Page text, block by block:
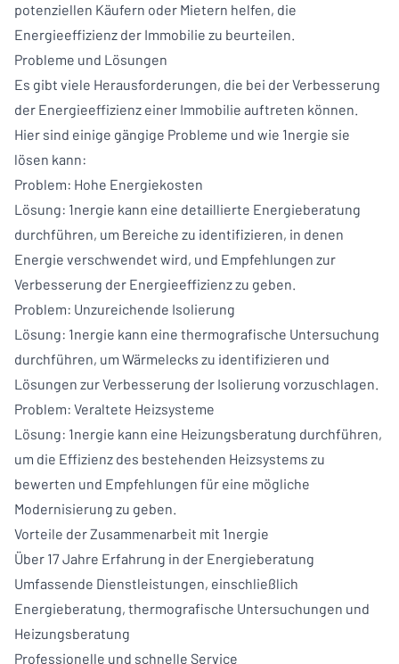
potenziellen Käufern oder Mietern helfen, die
Energieeffizienz der Immobilie zu beurteilen.
Probleme und Lösungen
Es gibt viele Herausforderungen, die bei der Verbesserung
der Energieeffizienz einer Immobilie auftreten können.
Hier sind einige gängige Probleme und wie 1nergie sie
lösen kann:
Problem: Hohe Energiekosten
Lösung: 1nergie kann eine detaillierte Energieberatung
durchführen, um Bereiche zu identifizieren, in denen
Energie verschwendet wird, und Empfehlungen zur
Verbesserung der Energieeffizienz zu geben.
Problem: Unzureichende Isolierung
Lösung: 1nergie kann eine thermografische Untersuchung
durchführen, um Wärmelecks zu identifizieren und
Lösungen zur Verbesserung der Isolierung vorzuschlagen.
Problem: Veraltete Heizsysteme
Lösung: 1nergie kann eine Heizungsberatung durchführen,
um die Effizienz des bestehenden Heizsystems zu
bewerten und Empfehlungen für eine mögliche
Modernisierung zu geben.
Vorteile der Zusammenarbeit mit 1nergie
Über 17 Jahre Erfahrung in der Energieberatung
Umfassende Dienstleistungen, einschließlich
Energieberatung, thermografische Untersuchungen und
Heizungsberatung
Professionelle und schnelle Service